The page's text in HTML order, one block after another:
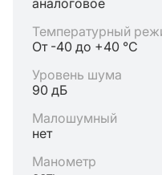
аналоговое
Температурный
От -40 до +40 °C
Уровень шума
90 дБ
Малошумный
нет
Манометр